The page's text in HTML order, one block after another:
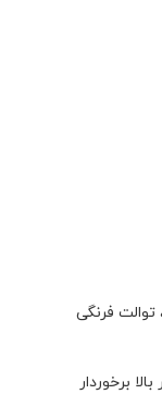
فرنگی
برخوردار